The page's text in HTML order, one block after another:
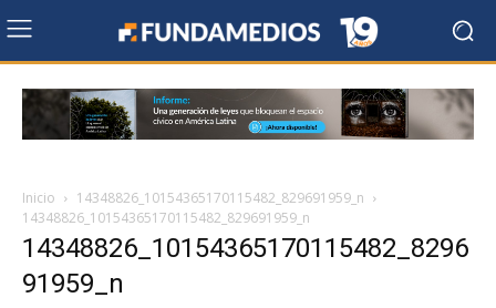
Inicio
14348826_10154365170115482_829691959_n
14348826_10154365170115482_829691959_n
14348826_10154365170115482_8296
91959_n